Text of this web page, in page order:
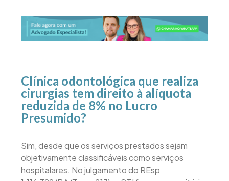
Clínica odontológica que realiza
cirurgias tem direito à alíquota
reduzida de 8% no Lucro
Presumido?
Sim, desde que os serviços prestados sejam
objetivamente classificáveis como serviços
hospitalares. No julgamento do REsp